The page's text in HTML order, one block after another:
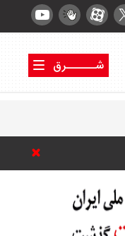
شــــــرق